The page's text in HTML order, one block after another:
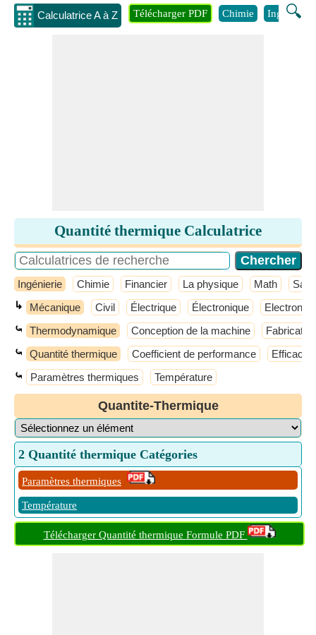
Calculatrice A à Z 🔍
Télécharger PDF Chimie Ingénierie
Quantité thermique Calculatrice
Ingénierie Chimie Financier La physique Math
↳ Mécanique Civil Électrique Électronique
⤿ Thermodynamique Conception de la machine Fabrication
⤿ Quantité thermique Coefficient de performance
⤿ Paramètres thermiques Température
Quantite-Thermique
2 Quantité thermique Catégories
Paramètres thermiques
Température
Télécharger Quantité thermique Formule PDF